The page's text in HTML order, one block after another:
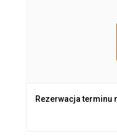
Rezerwacja